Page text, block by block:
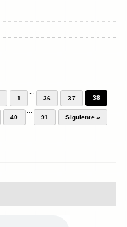
1
36
37 38
40
91
Siguiente »